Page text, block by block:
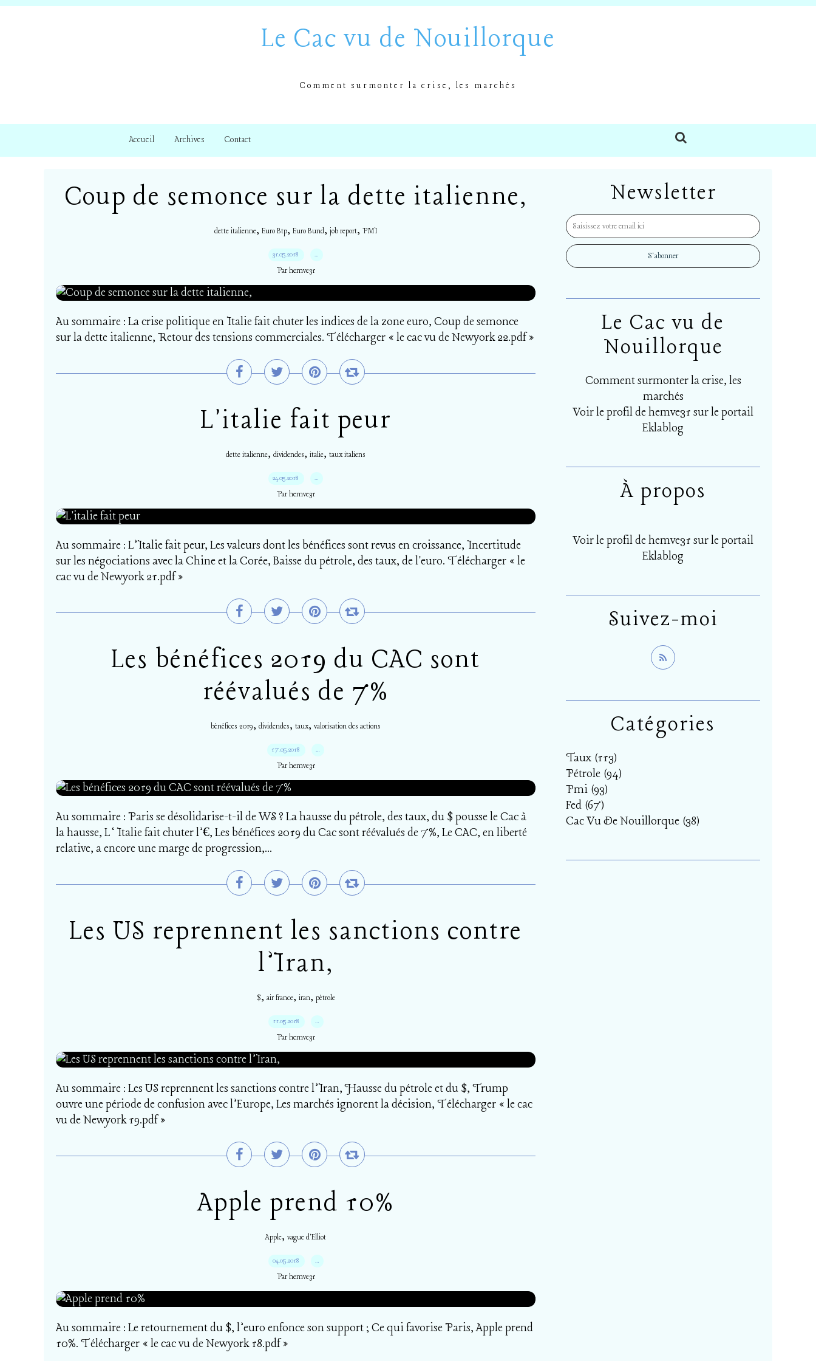
Le Cac vu de Nouillorque
Comment surmonter la crise, les marchés
Accueil Archives Contact
Coup de semonce sur la dette italienne,
dette italienne, Euro Btp, Euro Bund, job report, PMI
31.05.2018 …
Par hemve31
Au sommaire : La crise politique en Italie fait chuter les indices de la zone euro, Coup de semonce
sur la dette italienne, Retour des tensions commerciales. Télécharger « le cac vu de Newyork 22.pdf »
L'italie fait peur
dette italienne, dividendes, italie, taux italiens
24.05.2018 …
Par hemve31
Au sommaire : L’Italie fait peur, Les valeurs dont les bénéfices sont revus en croissance, Incertitude
sur les négociations avec la Chine et la Corée, Baisse du pétrole, des taux, de l'euro. Télécharger « le
cac vu de Newyork 21.pdf »
Les bénéfices 2019 du CAC sont
réévalués de 7%
bénéfices 2019, dividendes, taux, valorisation des actions
17.05.2018 …
Par hemve31
Au sommaire : Paris se désolidarise-t-il de WS ? La hausse du pétrole, des taux, du $ pousse le Cac à
la hausse, L‘Italie fait chuter l’€, Les bénéfices 2019 du Cac sont réévalués de 7%, Le CAC, en liberté
relative, a encore une marge de progression,...
Les US reprennent les sanctions contre
l’Iran,
$, air france, iran, pétrole
11.05.2018 …
Par hemve31
Au sommaire : Les US reprennent les sanctions contre l’Iran, Hausse du pétrole et du $, Trump
ouvre une période de confusion avec l’Europe, Les marchés ignorent la décision, Télécharger « le cac
vu de Newyork 19.pdf »
Apple prend 10%
Apple, vague d'Elliot
04.05.2018 …
Par hemve31
Au sommaire : Le retournement du $, l’euro enfonce son support ; Ce qui favorise Paris, Apple prend
10%. Télécharger « le cac vu de Newyork 18.pdf »
Newsletter
Catégories
Taux (113)
Pétrole (94)
Pmi (93)
Fed (67)
Cac Vu De Nouillorque (38)
Le Cac vu de
Nouillorque
Comment surmonter la crise, les
marchés
Voir le profil dehemve31 sur le portail
Eklablog
Suivez-moi
À propos
Voir le profil dehemve31 sur le portail
Eklablog